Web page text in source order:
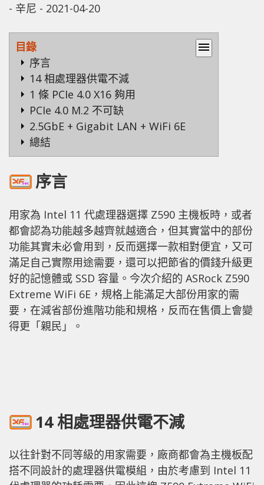
- 辛尼 - 2021-04-20
目錄
menu
序言
14 相處理器供電不減
1 條 PCIe 4.0 X16 夠用
PCIe 4.0 M.2 不可缺
2.5GbE + Gigabit LAN + WiFi 6E
總結
序言
用家為 Intel 11 代處理器選擇 Z590 主機板時，或者
都會認為功能越多越齊就越適合，但其實當中的部份
功能其實未必會用到，反而選擇一款相對便宜，又可
滿足自己實際用途需要，還可以把節省的價錢升級更
好的記憶體或 SSD 容量。今次介紹的 ASRock Z590
Extreme WiFi 6E，規格上能滿足大部份用家的需
要，在減省部份進階功能和規格，反而在售價上會變
得更「親民」。
14 相處理器供電不減
以往針對不同等級的用家需要，廠商都會為主機板配
搭不同設計的處理器供電模組，由於考慮到 Intel 11